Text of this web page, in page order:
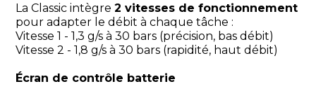
La Classic intègre2 vitesses de fonctionnement
pour adapter le débit à chaque tâche :
Vitesse 1 - 1,3 g/s à 30 bars (précision, bas débit)
Vitesse 2 - 1,8 g/s à 30 bars (rapidité, haut débit)
Écran de contrôle batterie